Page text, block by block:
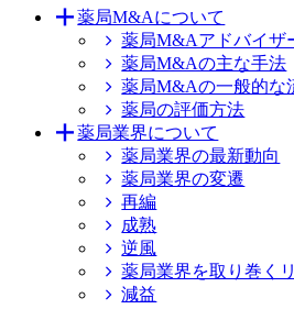
薬局M&Aについて
薬局M&Aアドバイザ
薬局M&Aの主な手法
薬局M&Aの一般的な
薬局の評価方法
薬局業界について
薬局業界の最新動向
薬局業界の変遷
再編
成熟
逆風
薬局業界を取り巻く
減益